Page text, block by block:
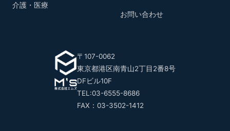
介護・医療
お問い合わせ
〒107-0062
東京都港区南青山2丁目2番8号
DFビル10F
TEL:03-6555-8686
FAX：03-3502-1412